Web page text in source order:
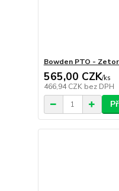
Bowden PTO - Zetor
565,00 CZK/ks
466,94 CZK bez DPH